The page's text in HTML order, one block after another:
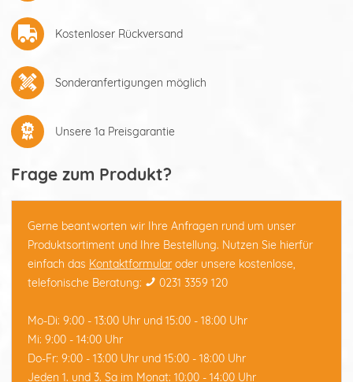
Kostenloser Rückversand
Sonderanfertigungen möglich
Unsere 1a Preisgarantie
Frage zum Produkt?
Gerne beantworten wir Ihre Anfragen rund um unser
Produktsortiment und Ihre Bestellung. Nutzen Sie hierfür
einfach das Kontaktformular oder unsere kostenlose,
telefonische Beratung:
0231 3359 120
Mo-Di: 9:00 - 13:00 Uhr und 15:00 - 18:00 Uhr
Mi: 9:00 - 14:00 Uhr
Do-Fr: 9:00 - 13:00 Uhr und 15:00 - 18:00 Uhr
Jeden 1. und 3. Sa im Monat: 10:00 - 14:00 Uhr